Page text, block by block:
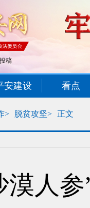
稿
安建设 看点
> 脱贫攻坚> 正文
漠人